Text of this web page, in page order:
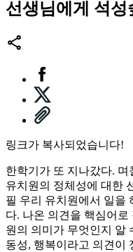
선생님에게 석성
링크가 복사되었습니다!
한학기가 또 지나갔다. 며
유치원의 정체성에 대한
필 우리 유치원에서 일을
다. 나온 의견을 핵심어로
원의 의미가 무엇인지 알
동성, 행복이라고 의견이